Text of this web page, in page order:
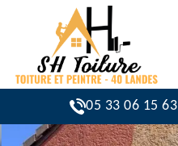
05 33 06 15 63